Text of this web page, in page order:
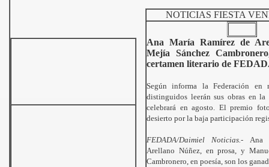
NOTICIAS FIESTA
Ana María Ramírez de
Mejía Sánchez
certamen literario de
Según informa la Federación en
distinguidos leerán sus obras en
celebrará en agosto. El premio
desierto por la baja participación
FEDADA/Daimiel Noticias.- Ana
Arellano Núñez, en prosa, y
Cambronero, en poesía, son los